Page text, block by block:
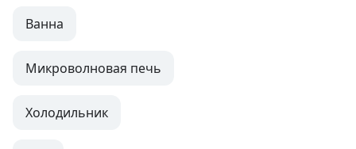
Ванна
Микроволновая печь
Холодильник